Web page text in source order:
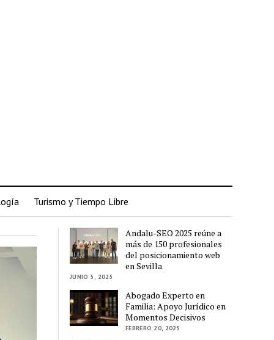
Turismo y Tiempo Libre
Andalu-SEO 2025 reúne a
más de 150 profesionales
del posicionamiento web
en Sevilla
JUNIO 5, 2025
Abogado Experto en
Familia: Apoyo Jurídico en
Momentos Decisivos
FEBRERO 20, 2025